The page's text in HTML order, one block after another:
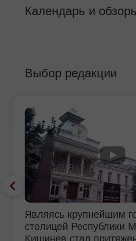
Календарь и
Выбор редакции
Являясь крупнейшим
столицей Республики
Кишинев стал